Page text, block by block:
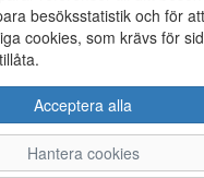
besöksstatistik och för
cookies, som krävs för
Acceptera alla
Hantera cookies
inställingar för cookies
AB 2026 i samarbete med